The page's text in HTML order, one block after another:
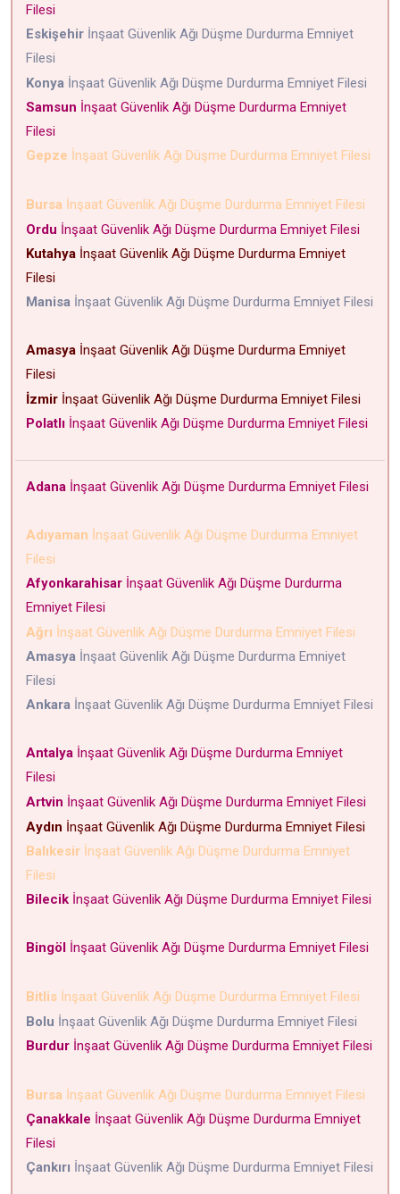
Filesi
Eskişehir İnşaat Güvenlik Ağı Düşme Durdurma Emniyet
Filesi
Konya İnşaat Güvenlik Ağı Düşme Durdurma Emniyet Filesi
Samsun İnşaat Güvenlik Ağı Düşme Durdurma Emniyet
Filesi
Gepze İnşaat Güvenlik Ağı Düşme Durdurma Emniyet Filesi
Bursa İnşaat Güvenlik Ağı Düşme Durdurma Emniyet Filesi
Ordu İnşaat Güvenlik Ağı Düşme Durdurma Emniyet Filesi
Kutahya İnşaat Güvenlik Ağı Düşme Durdurma Emniyet
Filesi
Manisa İnşaat Güvenlik Ağı Düşme Durdurma Emniyet Filesi
Amasya İnşaat Güvenlik Ağı Düşme Durdurma Emniyet
Filesi
İzmir İnşaat Güvenlik Ağı Düşme Durdurma Emniyet Filesi
Polatlı İnşaat Güvenlik Ağı Düşme Durdurma Emniyet Filesi
Adana İnşaat Güvenlik Ağı Düşme Durdurma Emniyet Filesi
Adıyaman İnşaat Güvenlik Ağı Düşme Durdurma Emniyet
Filesi
Afyonkarahisar İnşaat Güvenlik Ağı Düşme Durdurma
Emniyet Filesi
Ağrı İnşaat Güvenlik Ağı Düşme Durdurma Emniyet Filesi
Amasya İnşaat Güvenlik Ağı Düşme Durdurma Emniyet
Filesi
Ankara İnşaat Güvenlik Ağı Düşme Durdurma Emniyet Filesi
Antalya İnşaat Güvenlik Ağı Düşme Durdurma Emniyet
Filesi
Artvin İnşaat Güvenlik Ağı Düşme Durdurma Emniyet Filesi
Aydın İnşaat Güvenlik Ağı Düşme Durdurma Emniyet Filesi
Balıkesir İnşaat Güvenlik Ağı Düşme Durdurma Emniyet
Filesi
Bilecik İnşaat Güvenlik Ağı Düşme Durdurma Emniyet Filesi
Bingöl İnşaat Güvenlik Ağı Düşme Durdurma Emniyet Filesi
Bitlis İnşaat Güvenlik Ağı Düşme Durdurma Emniyet Filesi
Bolu İnşaat Güvenlik Ağı Düşme Durdurma Emniyet Filesi
Burdur İnşaat Güvenlik Ağı Düşme Durdurma Emniyet Filesi
Bursa İnşaat Güvenlik Ağı Düşme Durdurma Emniyet Filesi
Çanakkale İnşaat Güvenlik Ağı Düşme Durdurma Emniyet
Filesi
Çankırı İnşaat Güvenlik Ağı Düşme Durdurma Emniyet Filesi